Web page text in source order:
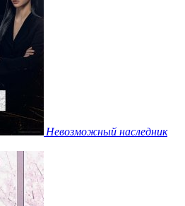
Невозможный наследник